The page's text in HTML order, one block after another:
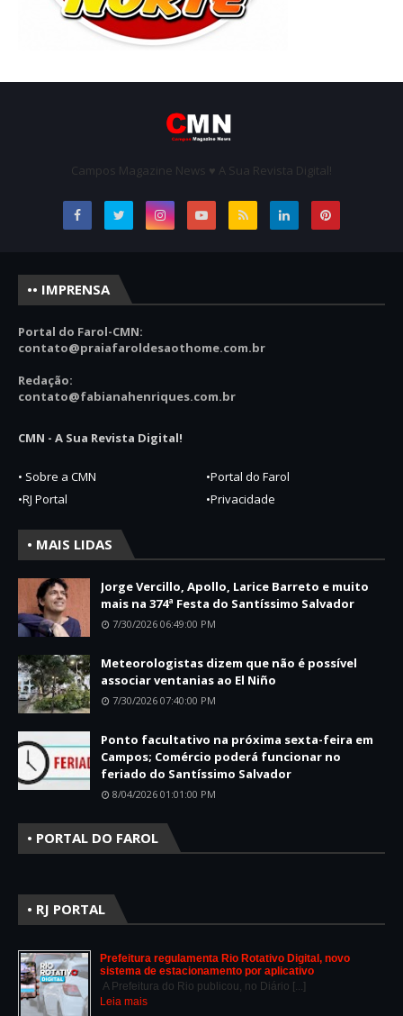
Campos Magazine News ♥ A Sua Revista Digital!
•• IMPRENSA
Portal do Farol-CMN:
contato@praiafaroldesaothome.com.br
Redação:
contato@fabianahenriques.com.br
CMN - A Sua Revista Digital!
• Sobre a CMN
•Portal do Farol
•RJ Portal
•Privacidade
• MAIS LIDAS
Jorge Vercillo, Apollo, Larice Barreto e muito
mais na 374ª Festa do Santíssimo Salvador
7/30/2026 06:49:00 PM
Meteorologistas dizem que não é possível
associar ventanias ao El Niño
7/30/2026 07:40:00 PM
Ponto facultativo na próxima sexta-feira em
Campos; Comércio poderá funcionar no
feriado do Santíssimo Salvador
8/04/2026 01:01:00 PM
• PORTAL DO FAROL
• RJ PORTAL
Prefeitura regulamenta Rio Rotativo Digital, novo
sistema de estacionamento por aplicativo
A Prefeitura do Rio publicou, no Diário [...]
Leia mais